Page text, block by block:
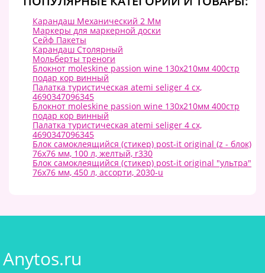
Карандаш Механический 2 Мм
Маркеры для маркерной доски
Сейф Пакеты
Карандаш Столярный
Мольберты треноги
Блокнот moleskine passion wine 130х210мм 400стр
подар кор винный
Палатка туристическая аtemi seliger 4 cx,
4690347096345
Блокнот moleskine passion wine 130х210мм 400стр
подар кор винный
Палатка туристическая аtemi seliger 4 cx,
4690347096345
Блок самоклеящийся (стикер) post-it original (z - блок)
76х76 мм, 100 л, желтый, r330
Блок самоклеящийся (стикер) post-it original "ультра"
76х76 мм, 450 л, ассорти, 2030-u
Anytos.ru